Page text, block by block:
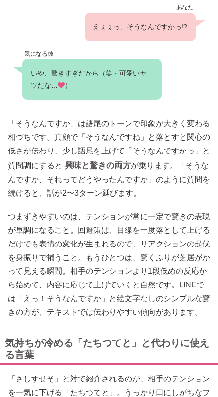
あなた
えぇぇっ、そうなんですかっ!?
気になる彼
いや、驚きすぎだから（笑・可愛いヤ
ツだな…
）
「そうなんですか」は語尾のトーンで印象が大きく変わる
相づちです。真顔で「そうなんですね」と落とすと関心の
低さが伝わり、少し語尾を上げて「そうなんですかっ」と
質問調にすると 興味と驚きの両方が乗ります。「そうな
んですか、それってどうやったんですか」のように質問を
続けると、話が2〜3ターン延びます。
つまずきやすいのは、テンションが常に一定で驚きの表現
が単調になること。回避策は、目線を一度落として上げる
だけでも表情の変化が生まれるので、リアクションの起伏
を身振りで補うこと。もうひとつは、驚くふりが芝居がか
って見える瞬間。相手のテンションより1段低めの反応か
ら始めて、内容に応じて上げていくと自然です。LINEで
は「えっ！そうなんですか」と絵文字なしのシンプルな驚
きの方が、テキストでは伝わりやすい傾向があります。
気持ちが冷める「たちつてと」と代わりに使え
る言葉
「さしすせそ」と対で紹介されるのが、相手のテンション
を一気に下げる「たちつてと」。うっかり口にしがちなフ